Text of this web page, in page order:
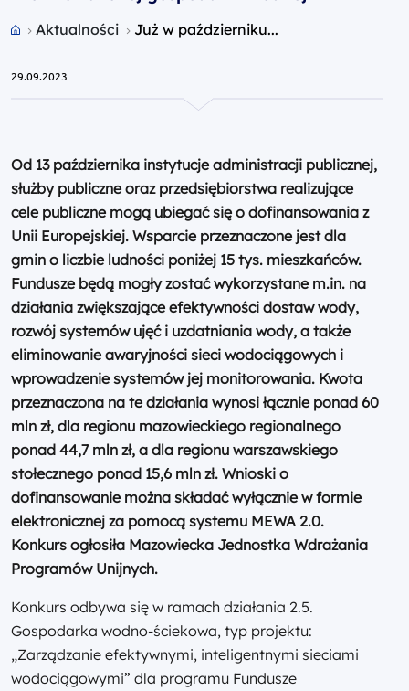
Przejdź do strony głównej portalu
Aktualności Już w październiku...
29.09.2023
Od 13 października instytucje administracji publicznej,
służby publiczne oraz przedsiębiorstwa realizujące
cele publiczne mogą ubiegać się o dofinansowania z
Unii Europejskiej. Wsparcie przeznaczone jest dla
gmin o liczbie ludności poniżej 15 tys. mieszkańców.
Fundusze będą mogły zostać wykorzystane m.in. na
działania zwiększające efektywności dostaw wody,
rozwój systemów ujęć i uzdatniania wody, a także
eliminowanie awaryjności sieci wodociągowych i
wprowadzenie systemów jej monitorowania. Kwota
przeznaczona na te działania wynosi łącznie ponad 60
mln zł, dla regionu mazowieckiego regionalnego
ponad 44,7 mln zł, a dla regionu warszawskiego
stołecznego ponad 15,6 mln zł. Wnioski o
dofinansowanie można składać wyłącznie w formie
elektronicznej za pomocą systemu MEWA 2.0.
Konkurs ogłosiła Mazowiecka Jednostka Wdrażania
Programów Unijnych.
Konkurs odbywa się w ramach działania 2.5.
Gospodarka wodno-ściekowa, typ projektu:
„Zarządzanie efektywnymi, inteligentnymi sieciami
wodociągowymi” dla programu Fundusze